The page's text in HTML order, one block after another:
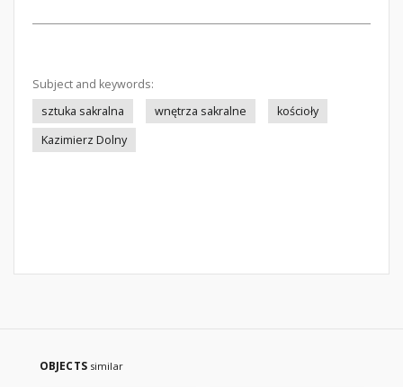
Subject and keywords:
sztuka sakralna
wnętrza sakralne
kościoły
Kazimierz Dolny
OBJECTS similar